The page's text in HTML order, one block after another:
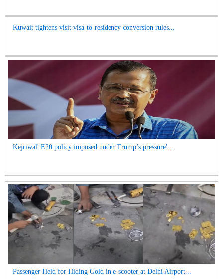
Kuwait tightens visit visa-to-residency conversion rules...
Kejriwal' E20 policy imposed under Trump’s pressure'...
Passenger Held for Hiding Gold in e-scooter at Delhi Airport...